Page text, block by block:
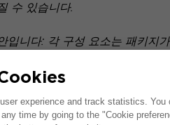
수 있습니다.
니다: 각 구성 요소는 패키지